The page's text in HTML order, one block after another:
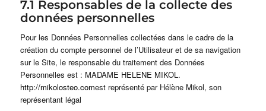
7.1 Responsables de la collecte des
données personnelles
Pour les Données Personnelles collectées dans le cadre de la
création du compte personnel de l’Utilisateur et de sa navigation
sur le Site, le responsable du traitement des Données
Personnelles est : MADAME HELENE MIKOL.
http://mikolosteo.comest représenté par Hélène Mikol, son
représentant légal